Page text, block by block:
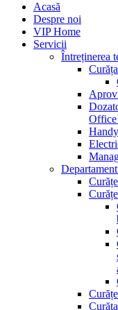
Acasă
Despre noi
VIP Home
Servicii
Întreținerea
Office